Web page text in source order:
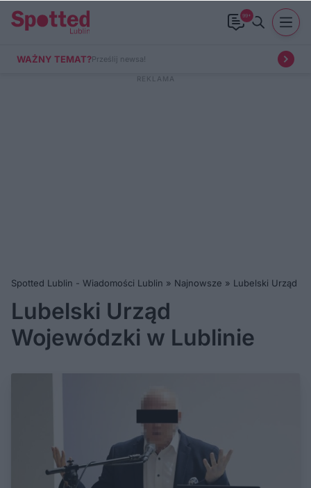
99+
WAŻNY TEMAT?Prześlij newsa!
Spotted Lublin - Wiadomości Lublin » Najnowsze » Lubelski Urząd
Lubelski Urząd
Wojewódzki w Lublinie